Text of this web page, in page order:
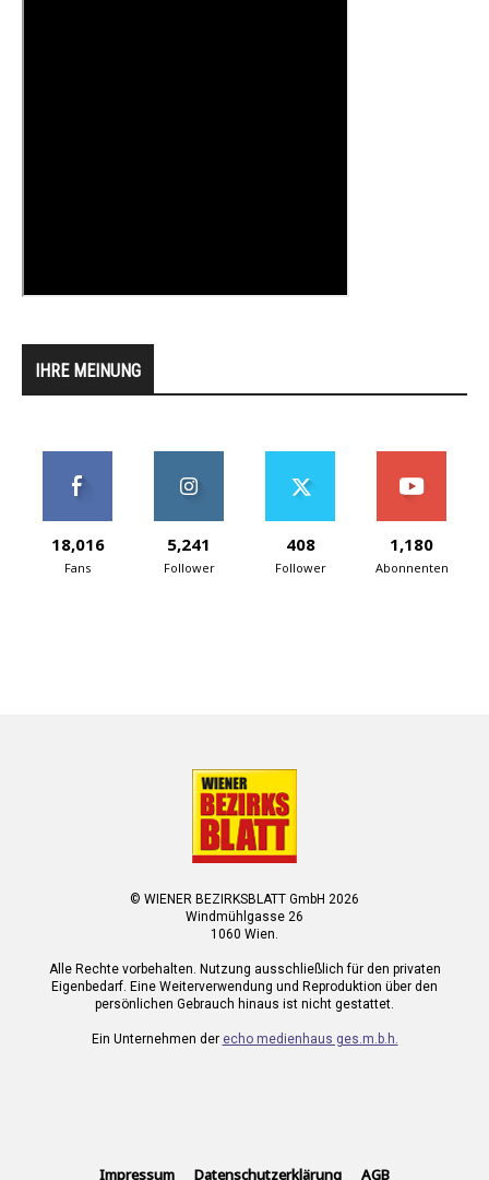
IHRE MEINUNG
18,016
Fans
5,241
Follower
408
Follower
1,180
Abonnenten
© WIENER BEZIRKSBLATT GmbH 2026
Windmühlgasse 26
1060 Wien.
Alle Rechte vorbehalten. Nutzung ausschließlich für den privaten
Eigenbedarf. Eine Weiterverwendung und Reproduktion über den
persönlichen Gebrauch hinaus ist nicht gestattet.
Ein Unternehmen der echo medienhaus ges.m.b.h.
Impressum Datenschutzerklärung AGB